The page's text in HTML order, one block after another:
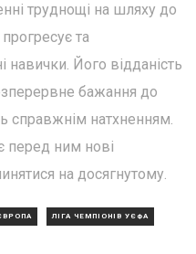
труднощі на шляху до
та
навички. Його відданість
бажання до
справжнім натхненням.
перед ним нові
на досягнутому.
ЛІГА ЧЕМПІОНІВ УЄФА